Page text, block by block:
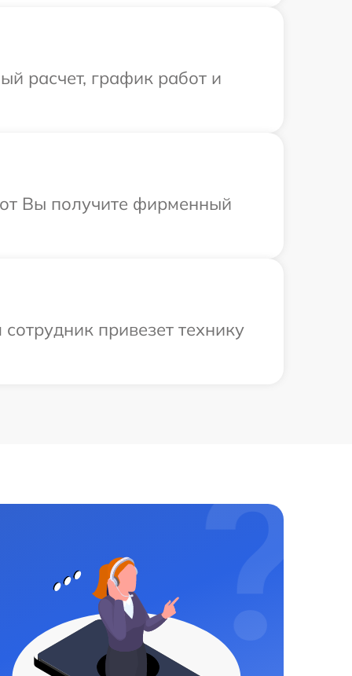
расчет, график работ и
Вы получите фирменный
привезет технику